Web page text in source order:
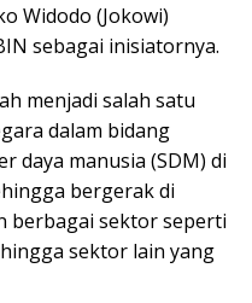
Widodo (Jokowi)
sebagai inisiatornya.
menjadi salah satu
dalam bidang
daya manusia (SDM) di
bergerak di
berbagai sektor seperti
sektor lain yang